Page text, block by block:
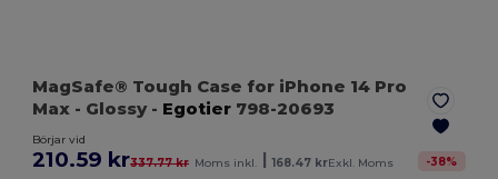
MagSafe® Tough Case for iPhone 14 Pro
Max - Glossy- Egotier 798-20693
Börjar vid
210.59 kr337.77 kr Moms inkl. 168.47 krExkl. Moms -38%